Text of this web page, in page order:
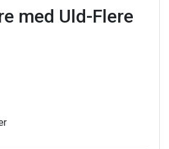
med Uld-Flere